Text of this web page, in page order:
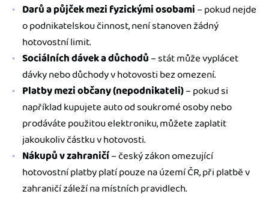
Darů a půjček mezi fyzickými osobami– pokud nejde
o podnikatelskou činnost, není stanoven žádný
hotovostní limit.
Sociálních dávek a důchodů– stát může vyplácet
dávky nebo důchody v hotovosti bez omezení.
Platby mezi občany (nepodnikateli)– pokud si
například kupujete auto od soukromé osoby nebo
prodáváte použitou elektroniku, můžete zaplatit
jakoukoliv částku v hotovosti.
Nákupů v zahraničí– český zákon omezující
hotovostní platby platí pouze na území ČR, při platbě v
zahraničí záleží na místních pravidlech.